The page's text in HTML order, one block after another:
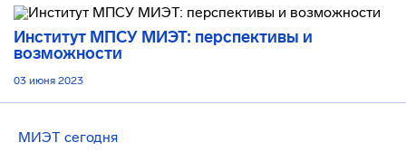
Институт МПСУ МИЭТ: перспективы и
возможности
03 июня 2023
МИЭТ сегодня